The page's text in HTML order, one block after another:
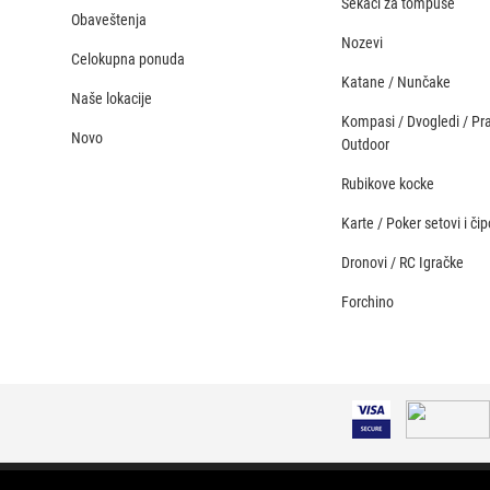
Obaveštenja
Celokupna ponuda
Naše lokacije
Novo
Nozevi
Katane / Nunčake
Kompasi / Dvogledi /
Outdoor
Rubikove kocke
Karte / Poker setovi i
Dronovi / RC Igračke
Forchino